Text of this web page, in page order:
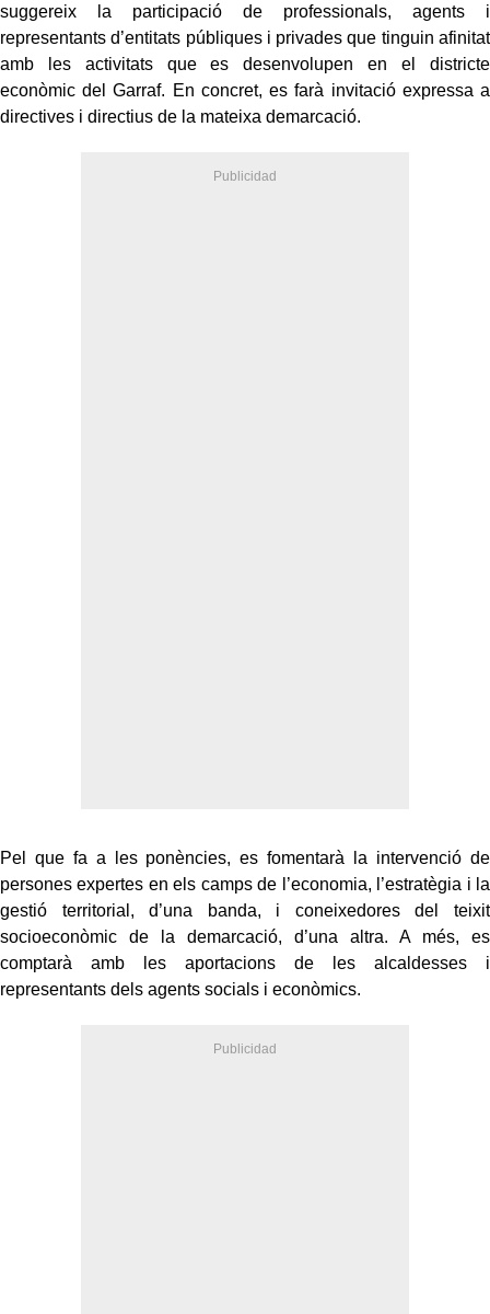
suggereix la participació de professionals, agents i
representants d’entitats públiques i privades que tinguin afinitat
amb les activitats que es desenvolupen en el districte
econòmic del Garraf. En concret, es farà invitació expressa a
directives i directius de la mateixa demarcació.
Pel que fa a les ponències, es fomentarà la intervenció de
persones expertes en els camps de l’economia, l’estratègia i la
gestió territorial, d’una banda, i coneixedores del teixit
socioeconòmic de la demarcació, d’una altra. A més, es
comptarà amb les aportacions de les alcaldesses i
representants dels agents socials i econòmics.